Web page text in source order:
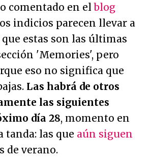
comentado en elblog
indicios parecen llevar a
estas son las últimas
'Memories', pero
eso no significa que
Las habrá de otros
las siguientes
día 28, momento en
tanda: las que aún siguen
de verano.